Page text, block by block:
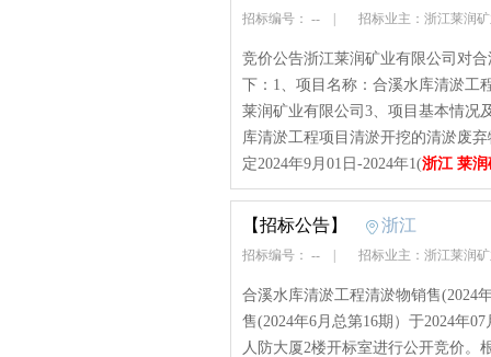
招标编号： -- 招标业主：浙江莱润
竞价公告浙江莱润矿业有限公司对
下：1、项目名称：合溪水库清淤工
莱润矿业有限公司3、项目基本情况
库清淤工程项目清淤开挖的清淤废
定2024年9月01日-2024年1(浙江 莱
【招标公告】 浙江
招标编号： -- 招标业主：浙江莱润
合溪水库清淤工程清淤物销售(2024
售(2024年6月总第16期）于2024年
人防大厦2楼开标室进行公开竞价。